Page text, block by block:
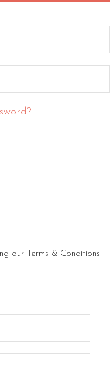
our Terms & Conditions